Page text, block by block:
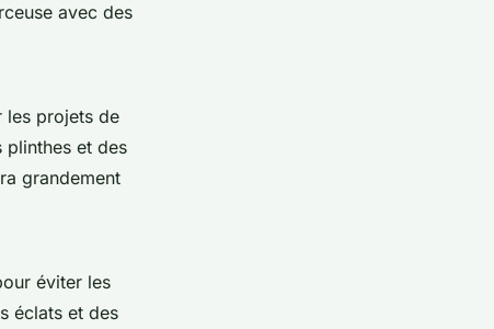
avec des
les projets de
plinthes et des
grandement
éviter les
éclats et des